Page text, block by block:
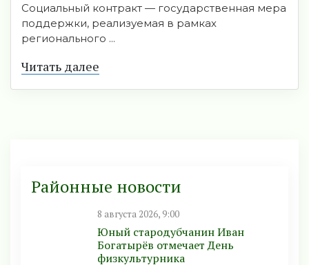
Социальный контракт — государственная мера
поддержки, реализуемая в рамках
регионального ...
Читать далее
Районные новости
8 августа 2026, 9:00
Юный стародубчанин Иван
Богатырёв отмечает День
физкультурника